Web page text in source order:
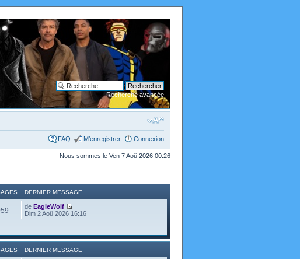
Recherche avancée
FAQ M’enregistrer Connexion
Nous sommes le Ven 7 Aoû 2026 00:26
DERNIER MESSAGE
deEagleWolf
Dim 2 Aoû 2026 16:16
DERNIER MESSAGE